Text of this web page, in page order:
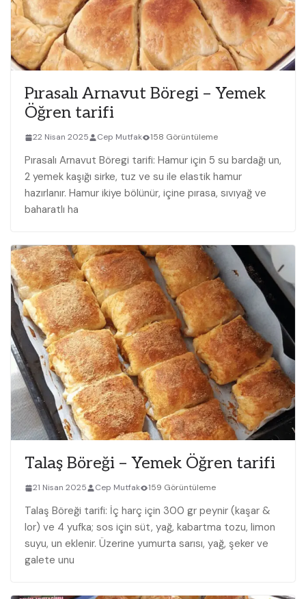
Pırasalı Arnavut Böregi – Yemek
Öğren tarifi
22 Nisan 2025 Cep Mutfak 158 Görüntüleme
Pırasalı Arnavut Böregi tarifi: Hamur için 5 su bardağı un,
2 yemek kaşığı sirke, tuz ve su ile elastik hamur
hazırlanır. Hamur ikiye bölünür, içine pırasa, sıvıyağ ve
baharatlı ha
Talaş Böreği – Yemek Öğren tarifi
21 Nisan 2025 Cep Mutfak 159 Görüntüleme
Talaş Böreği tarifi: İç harç için 300 gr peynir (kaşar &
lor) ve 4 yufka; sos için süt, yağ, kabartma tozu, limon
suyu, un eklenir. Üzerine yumurta sarısı, yağ, şeker ve
galete unu